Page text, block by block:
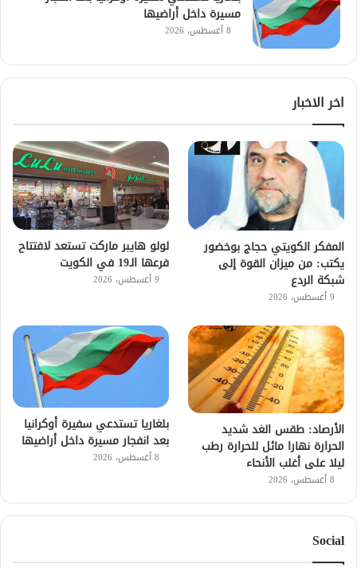
مسيرة داخل أراضيها
8 أغسطس، 2026
اخر الاخبار
المفكر الكويتي حجاج بوخضور
يكتب: من ميزان القوة إلى
شبكة الردع
9 أغسطس، 2026
لولو هايبر ماركت تستعد لافتتاح
فرعها الـ19 في الكويت
9 أغسطس، 2026
الأرصاد: طقس الغد شديد
الحرارة نهارا مائل للحرارة رطب
ليلا على أغلب الأنحاء
8 أغسطس، 2026
بلغاريا تستدعي سفيرة أوكرانيا
بعد انفجار مسيرة داخل أراضيها
8 أغسطس، 2026
Social